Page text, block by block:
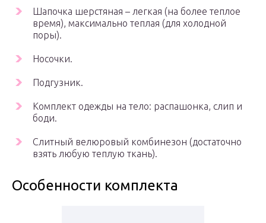
Шапочка шерстяная – легкая (на более теплое
время), максимально теплая (для холодной
поры).
Носочки.
Подгузник.
Комплект одежды на тело: распашонка, слип и
боди.
Слитный велюровый комбинезон (достаточно
взять любую теплую ткань).
Особенности комплекта